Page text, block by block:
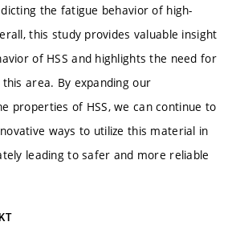
the fatigue behavior of high-
this study provides valuable insight
of HSS and highlights the need for
area. By expanding our
properties of HSS, we can continue to
ways to utilize this material in
leading to safer and more reliable